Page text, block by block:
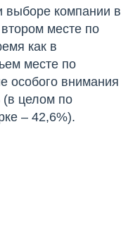
выборе компании в
месте по
как в
месте по
особого внимания
(в целом по
– 42,6%).